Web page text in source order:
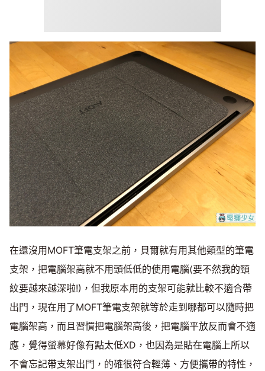
在還沒用MOFT筆電支架之前，貝爾就有用其他類型的筆電
支架，把電腦架高就不用頭低低的使用電腦(要不然我的頸
紋要越來越深啦!)，但我原本用的支架可能就比較不適合帶
出門，現在用了MOFT筆電支架就等於走到哪都可以隨時把
電腦架高，而且習慣把電腦架高後，把電腦平放反而會不適
應，覺得螢幕好像有點太低XD，也因為是貼在電腦上所以
不會忘記帶支架出門，的確很符合輕薄、方便攜帶的特性，